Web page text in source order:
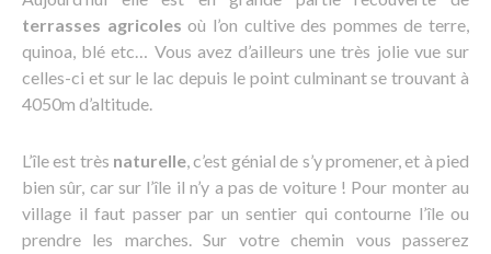
terrasses agricoles où l’on cultive des pommes de terre,
quinoa, blé etc… Vous avez d’ailleurs une très jolie vue sur
celles-ci et sur le lac depuis le point culminant se trouvant à
4050m d’altitude.
L’île est très naturelle, c’est génial de s’y promener, et à pied
bien sûr, car sur l’île il n’y a pas de voiture ! Pour monter au
village il faut passer par un sentier qui contourne l’île ou
prendre les marches. Sur votre chemin vous passerez